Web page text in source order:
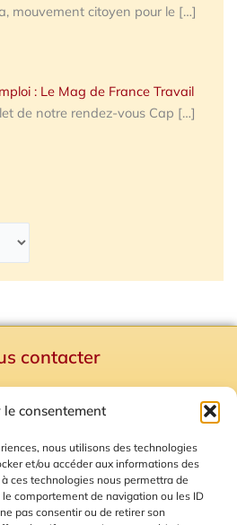
le consentement
nous utilisons des technologies
et/ou accéder aux informations des
ces technologies nous permettra de
comportement de navigation ou les ID
pas consentir ou de retirer son
mouvement citoyen pour le […]
: Le Mag de France Travail
de notre rendez-vous Cap […]
contacter
Plan du site
des Cookies